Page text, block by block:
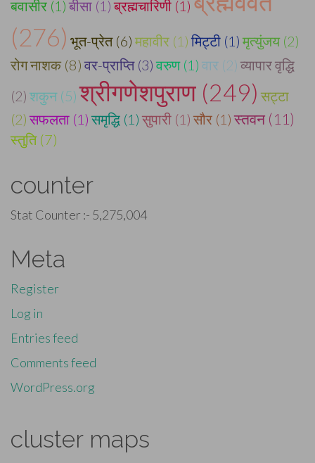
बवासीर (1) बीसा (1) ब्रह्मचारिणी (1)
(276) भूत-प्रेत (6) महावीर (1) मिट्टी (1) मृत्युंजय (2)
रोग नाशक (8) वर-प्राप्ति (3) वरुण (1) वार (2) व्यापार वृद्धि
(2) शकुन (5) श्रीगणेशपुराण (249) सट्टा
(2) सफलता (1) समृद्धि (1) सुपारी (1) सौर (1) स्तवन (11)
स्तुति (7)
counter
Stat Counter :- 5,275,004
Meta
Register
Log in
Entries feed
Comments feed
WordPress.org
cluster maps